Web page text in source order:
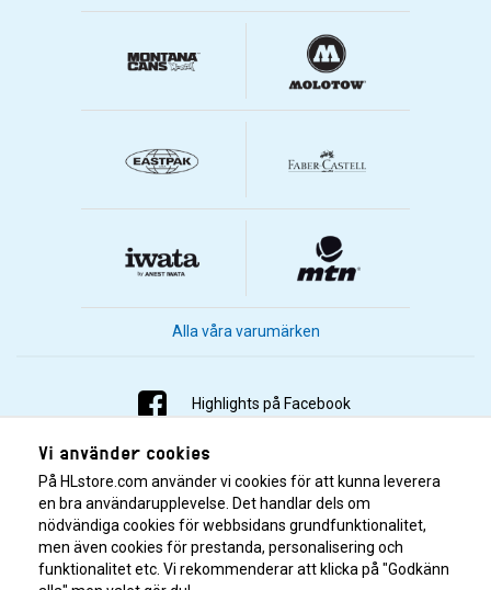
Alla våra varumärken
Highlights på Facebook
Highlights på Instagram
Highlights på Youtube
Highlights på Tiktok
Vi använder cookies
På HLstore.com använder vi cookies för att kunna leverera
en bra användarupplevelse. Det handlar dels om
nödvändiga cookies för webbsidans grundfunktionalitet,
men även cookies för prestanda, personalisering och
funktionalitet etc. Vi rekommenderar att klicka på "Godkänn